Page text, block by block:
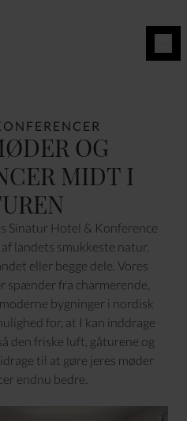
OG
MIDT I
Sinatur Hotel & Konference
landets smukkeste natur.
eller begge dele. Vores
spænder fra charmerende,
bygninger i nordisk
for, at I kan inddrage
den friske luft, gåturene og
til at gøre jeres møder
endnu bedre.